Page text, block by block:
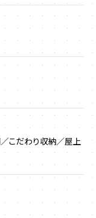
こだわり収納／屋上